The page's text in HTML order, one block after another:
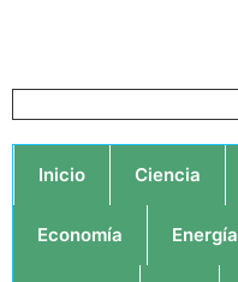
Inicio Ciencia
Economía Energía